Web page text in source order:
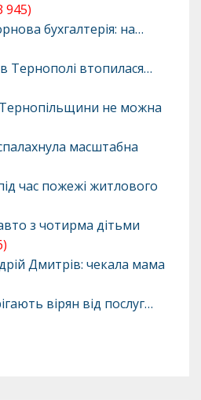
945)
бухгалтерія: на…
Тернополі втопилася…
не можна
масштабна
час пожежі житлового
з чотирма дітьми
Дмитрів: чекала мама
вірян від послуг…